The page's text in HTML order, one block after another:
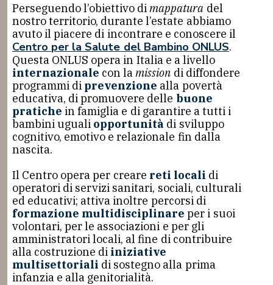
Perseguendo l’obiettivo dimappatura del
nostro territorio, durante l’estate abbiamo
avuto il piacere di incontrare e conoscere il
Centro per la Salute del Bambino ONLUS.
Questa ONLUS opera in Italia e a livello
internazionale con lamission di diffondere
programmi di prevenzione alla povertà
educativa, di promuovere delle buone
pratiche in famiglia e di garantire a tutti i
bambini uguali opportunità di sviluppo
cognitivo, emotivo e relazionale fin dalla
nascita.
Il Centro opera per creare reti locali di
operatori di servizi sanitari, sociali, culturali
ed educativi; attiva inoltre percorsi di
formazione multidisciplinare per i suoi
volontari, per le associazioni e per gli
amministratori locali, al fine di contribuire
alla costruzione di iniziative
multisettoriali di sostegno alla prima
infanzia e alla genitorialità.